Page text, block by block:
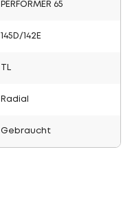
PERFORMER 65
145D/142E
Radial
Gebraucht